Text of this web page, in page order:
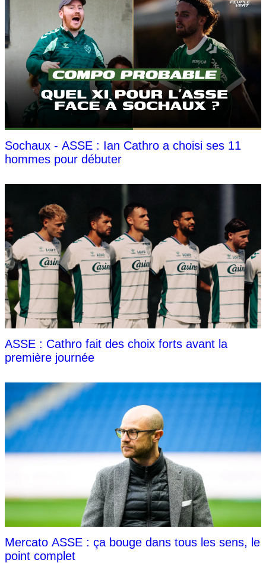
Sochaux - ASSE : Ian Cathro a choisi ses 11
hommes pour débuter
ASSE : Cathro fait des choix forts avant la
première journée
Mercato ASSE : ça bouge dans tous les sens, le
point complet